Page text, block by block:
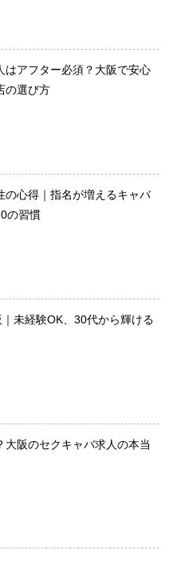
はアフター必須？大阪で安心
の選び方
の心得｜指名が増えるキャバ
の習慣
未経験OK、30代から輝ける
大阪のセクキャバ求人の本当